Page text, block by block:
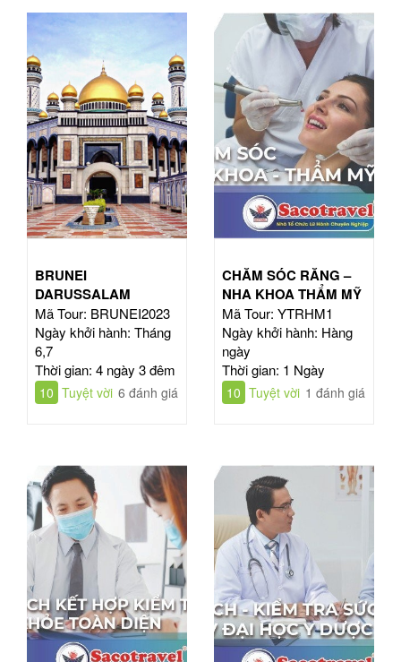
BRUNEI
DARUSSALAM
Mã Tour: BRUNEI2023
Ngày khởi hành: Tháng
6,7
Thời gian: 4 ngày 3 đêm
10 Tuyệt vời 6 đánh giá
CHĂM SÓC RĂNG –
NHA KHOA THẨM MỸ
Mã Tour: YTRHM1
Ngày khởi hành: Hàng
ngày
Thời gian: 1 Ngày
10 Tuyệt vời 1 đánh giá